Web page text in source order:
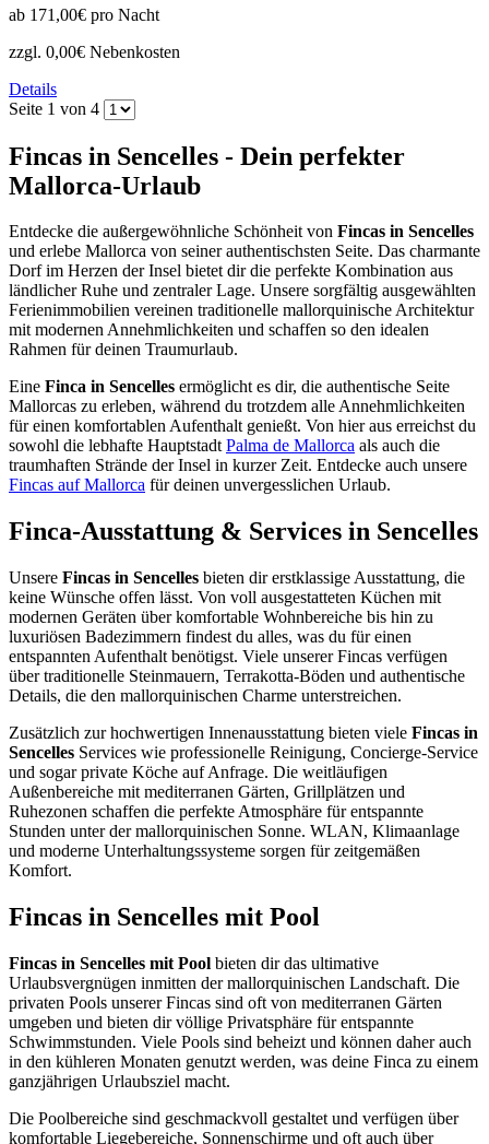
ab 171,00€ pro Nacht
zzgl. 0,00€ Nebenkosten
Details
Seite 1 von 4
Fincas in Sencelles - Dein perfekter
Mallorca-Urlaub
Entdecke die außergewöhnliche Schönheit von Fincas in Sencelles
und erlebe Mallorca von seiner authentischsten Seite. Das charmante
Dorf im Herzen der Insel bietet dir die perfekte Kombination aus
ländlicher Ruhe und zentraler Lage. Unsere sorgfältig ausgewählten
Ferienimmobilien vereinen traditionelle mallorquinische Architektur
mit modernen Annehmlichkeiten und schaffen so den idealen
Rahmen für deinen Traumurlaub.
Eine Finca in Sencelles ermöglicht es dir, die authentische Seite
Mallorcas zu erleben, während du trotzdem alle Annehmlichkeiten
für einen komfortablen Aufenthalt genießt. Von hier aus erreichst du
sowohl die lebhafte HauptstadtPalma de Mallorca als auch die
traumhaften Strände der Insel in kurzer Zeit. Entdecke auch unsere
Fincas auf Mallorca für deinen unvergesslichen Urlaub.
Finca-Ausstattung & Services in Sencelles
Unsere Fincas in Sencelles bieten dir erstklassige Ausstattung, die
keine Wünsche offen lässt. Von voll ausgestatteten Küchen mit
modernen Geräten über komfortable Wohnbereiche bis hin zu
luxuriösen Badezimmern findest du alles, was du für einen
entspannten Aufenthalt benötigst. Viele unserer Fincas verfügen
über traditionelle Steinmauern, Terrakotta-Böden und authentische
Details, die den mallorquinischen Charme unterstreichen.
Zusätzlich zur hochwertigen Innenausstattung bieten viele Fincas in
Sencelles Services wie professionelle Reinigung, Concierge-Service
und sogar private Köche auf Anfrage. Die weitläufigen
Außenbereiche mit mediterranen Gärten, Grillplätzen und
Ruhezonen schaffen die perfekte Atmosphäre für entspannte
Stunden unter der mallorquinischen Sonne. WLAN, Klimaanlage
und moderne Unterhaltungssysteme sorgen für zeitgemäßen
Komfort.
Fincas in Sencelles mit Pool
Fincas in Sencelles mit Pool bieten dir das ultimative
Urlaubsvergnügen inmitten der mallorquinischen Landschaft. Die
privaten Pools unserer Fincas sind oft von mediterranen Gärten
umgeben und bieten dir völlige Privatsphäre für entspannte
Schwimmstunden. Viele Pools sind beheizt und können daher auch
in den kühleren Monaten genutzt werden, was deine Finca zu einem
ganzjährigen Urlaubsziel macht.
Die Poolbereiche sind geschmackvoll gestaltet und verfügen über
komfortable Liegebereiche, Sonnenschirme und oft auch über